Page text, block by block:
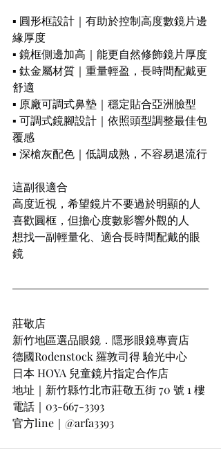
▪︎ 圓形框設計｜有助於控制高度數鏡片邊
緣厚度
▪︎ 鏡框側邊加高｜能更自然修飾鏡片厚度
▪︎ 鈦金屬材質｜重量輕盈，長時間配戴更
舒適
▪︎ 原廠可調式鼻墊｜穩定貼合亞洲臉型
▪︎ 可調式鏡腳設計｜依照頭型調整最佳包
覆感
▪︎ 深槍灰配色｜低調成熟，不容易退流行
這副很適合
高度近視，希望鏡片不要過於明顯的人
喜歡圓框，但擔心度數影響外觀的人
想找一副輕量化、適合長時間配戴的眼
鏡
莊敬店
新竹地區選品眼鏡．隱形眼鏡專賣店
德國Rodenstock 羅敦司得 驗光中心
日本 HOYA 兒童鏡片指定合作店
地址｜新竹縣竹北市莊敬五街 70 號 1 樓
電話｜03-667-3393
官方line｜@arfa3393